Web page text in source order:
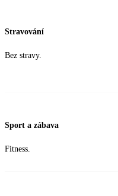
Stravování
Bez stravy.
Sport a zábava
Fitness.